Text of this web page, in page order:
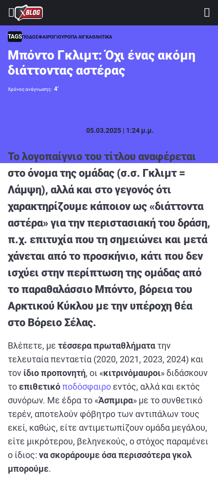
⚽ ΜΟΥΝΤΙΑΛ 2026
ΣΤΟΙΧΗΜΑ
CASINO
ΠΡΟΓΝΩΣΤΙΚΑ ΤIPSTERS
ΠΡΟΓΝΩΣΤΙΚΑ ΚΑΤΗΓΟΡΙΕΣ
TSILI LEAGUE
RETRO
BLOGS
QUIZ
ΑΘΛΗΤΙΚΑ
ΣΥΝΕΝΤΕΥΞΕΙΣ
ΑΘΛΗΤΙΚΕΣ ΜΕΤΑΔΟΣΕΙΣ
Εξυπηρέτηση Πελατών
TAGSΠΟΔΟΣΦΑΙΡΟΓΙΟΥΡΟΠΑ ΛΙΓΚΑΘΛΗΤΙΚΑ
Μπόντο Γκλιμτ: Όχι ένας ακόμη
διάττοντας αστέρας
Χρόνος ανάγνωσης: 4’
05.03.2025 | 1:24 μ.μ.
Το λογοπαίγνιο του τίτλου αναφέρεται
στο όνομα της ομάδας (σ.σ. Γκλιμτ =
Λάμψη), αλλά και στο γεγονός ότι
χαρακτηρίζουμε κάποιον ως «διάττοντα
αστέρα» για την περιστασιακή του δράση,
π.χ. επιτυχία που τη σημειώνει και μετά
χάνεται από το προσκήνιο, κάτι που δεν
ισχύει στην περίπτωση της ομάδας από
το παραθαλάσσιο Μπόντο, βόρεια του
Αρκτικού Κύκλου με την υπέροχη θέα
στο Βόρειο Σέλας.
Βλέπετε, με τέσσερα πρωταθλήματατην
τελευταία πενταετία (2020, 2021, 2023, 2024) και
τον ίδιο προπονητή, οι «κιτρινόμαυροι» διδάσκουν
το επιθετικόποδόσφαιρο εντός, αλλά και εκτός
συνόρων. Με έδρα το «Άσπμιρα» με το συνθετικό
τερέν, αποτελούν φόβητρο των αντιπάλων τους
εκεί, καθώς, είτε αντιμετωπίζουν ομάδα μεγάλου,
είτε μικρότερου, βεληνεκούς, ο στόχος παραμένει
ο ίδιος: να σκοράρουμε όσα περισσότερα γκολ
μπορούμε.